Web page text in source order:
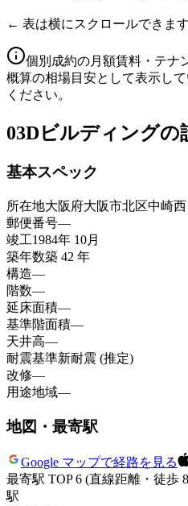
← 表は横にスクロールできま
個別成約の月額賃料・テナ
概算の相場目安として表示し
ください。
03Dビルディングの
基本スペック
所在地大阪府大阪市北区中崎
郵便番号—
竣工1984年 10月
築年数築 42 年
構造—
階数—
延床面積—
基準階面積—
天井高—
耐震基準新耐震 (推定)
改修—
用途地域—
地図・最寄駅
Google マップで経路を見る
最寄駅 TOP 6 (直線距離・徒歩
駅